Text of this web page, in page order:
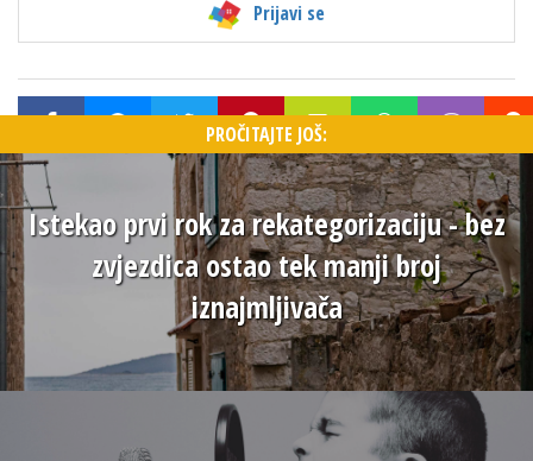
Prijavi se
PROČITAJTE JOŠ:
Istekao prvi rok za rekategorizaciju - bez
zvjezdica ostao tek manji broj
iznajmljivača